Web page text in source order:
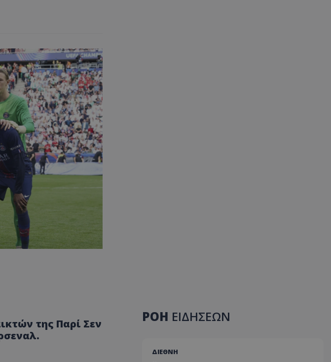
της Παρί Σεν
ΡΟΗ ΕΙΔΗΣΕΩΝ
ΔΙΕΘΝΗ